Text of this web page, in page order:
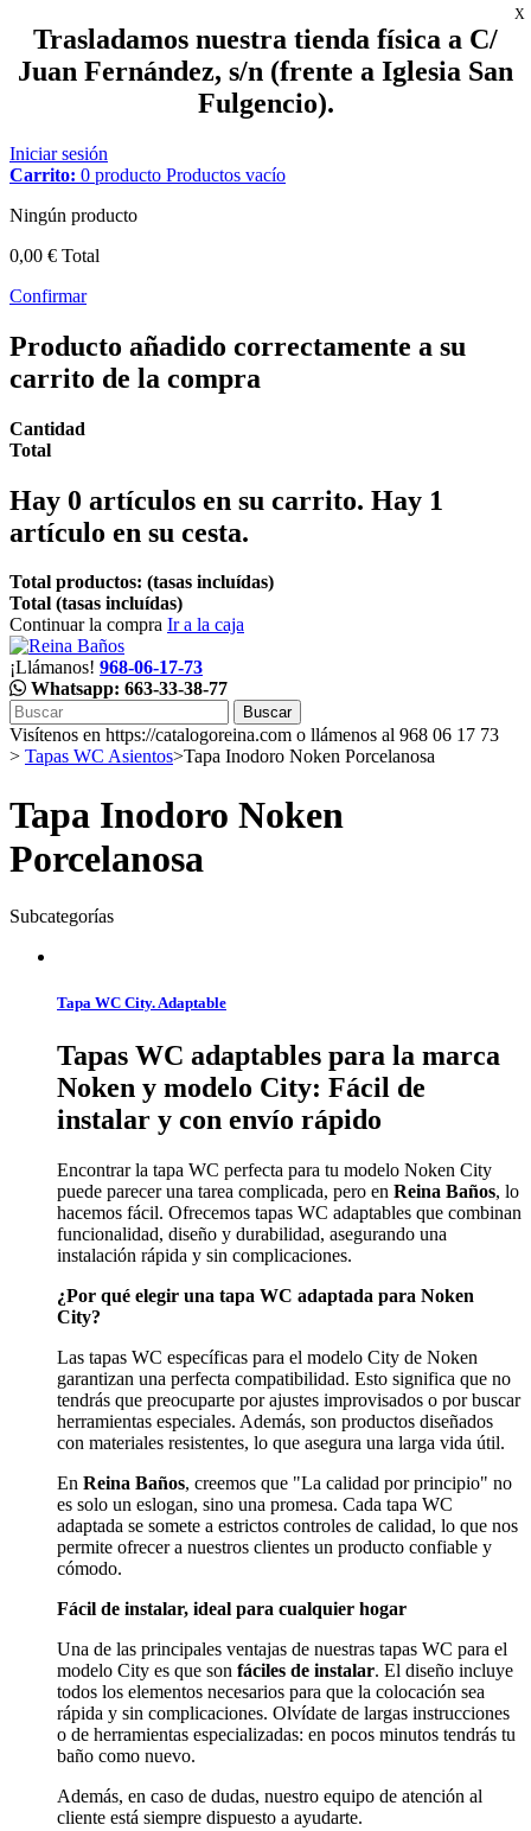
Trasladamos nuestra tienda física a C/
Juan Fernández, s/n (frente a Iglesia San
Fulgencio).
X
Iniciar sesión
Carrito: 0 producto Productos vacío
Ningún producto
0,00 € Total
Confirmar
Producto añadido correctamente a su
carrito de la compra
Cantidad
Total
Hay 0 artículos en su carrito. Hay 1
artículo en su cesta.
Total productos: (tasas incluídas)
Total (tasas incluídas)
Continuar la compra Ir a la caja
¡Llámanos! 968-06-17-73
Whatsapp: 663-33-38-77
Buscar
Visítenos en https://catalogoreina.com o llámenos al 968 06 17 73
> Tapas WC Asientos>Tapa Inodoro Noken Porcelanosa
Tapa Inodoro Noken
Porcelanosa
Subcategorías
Tapa WC City. Adaptable
Tapas WC adaptables para la marca
Noken y modelo City: Fácil de
instalar y con envío rápido
Encontrar la tapa WC perfecta para tu modelo Noken City
puede parecer una tarea complicada, pero en Reina Baños, lo
hacemos fácil. Ofrecemos tapas WC adaptables que combinan
funcionalidad, diseño y durabilidad, asegurando una
instalación rápida y sin complicaciones.
¿Por qué elegir una tapa WC adaptada para Noken
City?
Las tapas WC específicas para el modelo City de Noken
garantizan una perfecta compatibilidad. Esto significa que no
tendrás que preocuparte por ajustes improvisados o por buscar
herramientas especiales. Además, son productos diseñados
con materiales resistentes, lo que asegura una larga vida útil.
En Reina Baños, creemos que "La calidad por principio" no
es solo un eslogan, sino una promesa. Cada tapa WC
adaptada se somete a estrictos controles de calidad, lo que nos
permite ofrecer a nuestros clientes un producto confiable y
cómodo.
Fácil de instalar, ideal para cualquier hogar
Una de las principales ventajas de nuestras tapas WC para el
modelo City es que son fáciles de instalar. El diseño incluye
todos los elementos necesarios para que la colocación sea
rápida y sin complicaciones. Olvídate de largas instrucciones
o de herramientas especializadas: en pocos minutos tendrás tu
baño como nuevo.
Además, en caso de dudas, nuestro equipo de atención al
cliente está siempre dispuesto a ayudarte.